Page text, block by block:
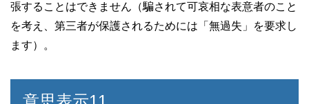
張することはできません（騙されて可哀相な表意者のこと
を考え、第三者が保護されるためには「無過失」を要求し
ます）。